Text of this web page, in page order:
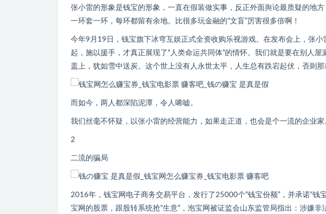
张小雷的形象是钱宝的形象，一直在假装做实事，反正外面舆论最质疑的地方
一环套一环，每环都留有余地。比很多玩金融的“文盲”厉害很多倍啊！
今年9月19日，钱宝旗下冰穹互娱正式全资收购乐视游戏。在发布会上，张
起，施以援手，才真正展现了“人类命运共同体”的情怀。我们就是要在别人
盖上，犹如雪中送炭。这个世上没有人永世太平，人生总有跌宕起伏，否则那
而如今，两人都深陷泥潭，令人唏嘘。
我们丝毫不怀疑，以张小雷的经营能力，如果走正道，也会是个一流的企业家
2
二流的骗局
2016年，钱宝网电子商务交易平台，发行了25000个“钱宝份额”，并承诺“钱
宝网的股票，跟股转系统抢“生意”，泡宝网被证监会山东监管局指出：涉嫌非